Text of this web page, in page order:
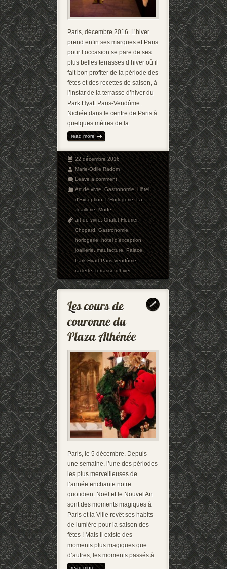
Paris, décembre 2016. L’hiver
prend enfin ses marques et Paris
pour l’occasion se pare de ses
plus belles terrasses d’hiver où il
fait bon profiter de la période des
fêtes et des recettes de saison, à
l’instar de la terrasse d’hiver du
Park Hyatt Paris-Vendôme.
Nichée dans le centre de Paris à
quelques mètres de la
read more
22 décembre 2016
Marie-Odile Radom
Leave a comment
Art de vivre,Gastronomie,Hôtel
d'Exception,L'Horlogerie,La
Joaillerie,Mode
art de vivre,Chalet Fleurier,
Chopard,Gastronomie,
horlogerie,hôtel d'exception,
joaillerie,maufacture,Palace,
Park Hyatt Paris-Vendôme,
raclette,terrasse d'hiver
Paris, le 5 décembre. Depuis
une semaine, l’une des périodes
les plus merveilleuses de
l’année enchante notre
quotidien. Noël et le Nouvel An
sont des moments magiques à
Paris et la Ville revêt ses habits
de lumière pour la saison des
fêtes ! Mais il existe des
moments plus magiques que
d’autres, les moments passés à
read more